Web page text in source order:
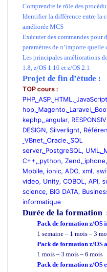
Comprendre le rôle des
Identifier la différence entre la
améliorée MCS
Exécuter des commandes pour
paramètres de n’importe quelle
Les principales améliorations
1.8, z/OS 1.10 et z/OS 2.1
Projet de fin d’étude :
TOP cours :
PHP, ASP, HTML , JavaScript
hop, Magento, Laravel,
kephp, angular,
DESIGN, Silverlight,
VBnet, Oracle, SQL
server, PostgreSQL , UML ,
C++, python, Zend, iphone,
Mobile, ionic, ADO, xml,
video, Unity, COBOL , API,
science, BIG DATA,
informatique
Durée de la formation
Pack de formation z/OS
1 semaine – 1 mois – 3
Pack de formation z/OS
1 mois – 3 mois – 6 mois
Pack de formation z/OS